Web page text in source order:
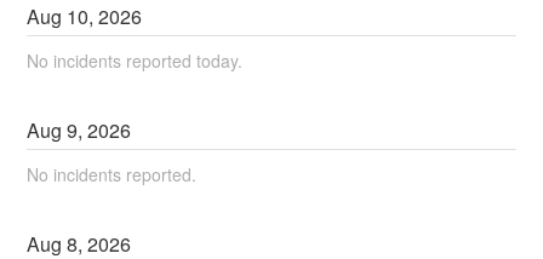
Aug 10,2026
No incidents reported today.
Aug9,2026
No incidents reported.
Aug8,2026